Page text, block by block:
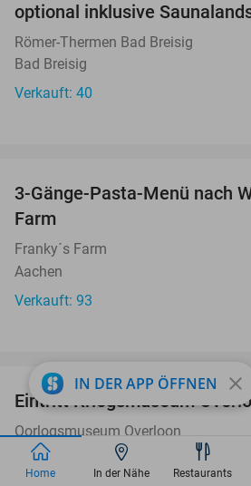
optional inklusive
Römer-Thermen Bad Breisig
Bad Breisig
Verkauft: 40
3-Gänge-Pasta-Menü nach
Farm
Franky´s Farm
Aachen
Verkauft: 93
Eintritt Kriegsmuseum
Oorlogsmuseum Overloon
Overloon
IN DER APP ÖFFNEN close
Home In der Nähe Restaurants